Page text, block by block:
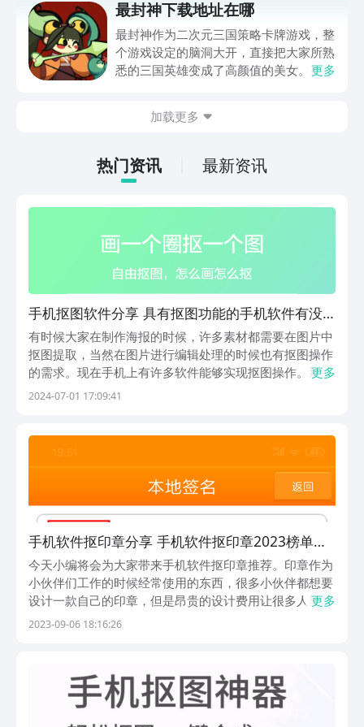
为玩家们带来，通过它就可以体验到超级
畅快的三国冒险，想入坑这一作品的玩家
还请不要错过。
最封神下载地址在哪
最封神作为二次元三国策略卡牌游戏，整
个游戏设定的脑洞大开，直接把大家所熟
悉的三国英雄变成了高颜值的美女。整体
家在体验游戏的时候，如果能够成功的下
面就针对下载地址做相关内容的介绍。
更多
加载更多
热门资讯 最新资讯
手机抠图软件分享 具有抠图功能的手机软件有没
有
有时候大家在制作海报的时候，许多素材都需要在图片中
抠图提取，当然在图片进行编辑处理的时候也有抠图操作
的需求。现在手机上有许多软件能够实现抠图操作。那么
大家知道好用的手机抠图软件推荐有哪些吗？许多小伙伴
完...
更多
2024-07-01 17:09:41
手机软件抠印章分享 手机软件抠印章2023榜单合
集
今天小编将会为大家带来手机软件抠印章推荐。印章作为
小伙伴们工作的时候经常使用的东西，很多小伙伴都想要
设计一款自己的印章，但是昂贵的设计费用让很多人望而
却步，今天小编为大家带来的软件可以帮助小伙伴们设计
更多
2023-09-06 18:16:26